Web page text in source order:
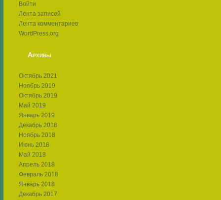
Войти
Лента записей
Лента комментариев
WordPress.org
Архивы
Октябрь 2021
Ноябрь 2019
Октябрь 2019
Май 2019
Январь 2019
Декабрь 2018
Ноябрь 2018
Июнь 2018
Май 2018
Апрель 2018
Февраль 2018
Январь 2018
Декабрь 2017